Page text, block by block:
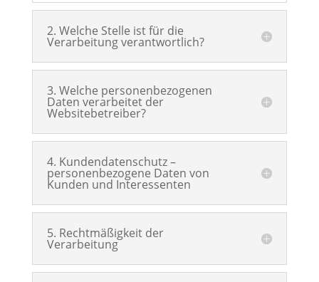
2. Welche Stelle ist für die
Verarbeitung verantwortlich?
3. Welche personenbezogenen
Daten verarbeitet der
Websitebetreiber?
4. Kundendatenschutz –
personenbezogene Daten von
Kunden und Interessenten
5. Rechtmäßigkeit der
Verarbeitung